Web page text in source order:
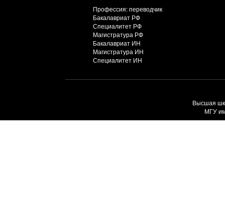
Профессия: переводчик
Бакалавриат РФ
Специалитет РФ
Магистратура РФ
Бакалавриат ИН
Магистратура ИН
Специалитет ИН
Высшая
МГУ